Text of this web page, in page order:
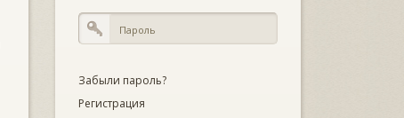
Забыли пароль?
Регистрация